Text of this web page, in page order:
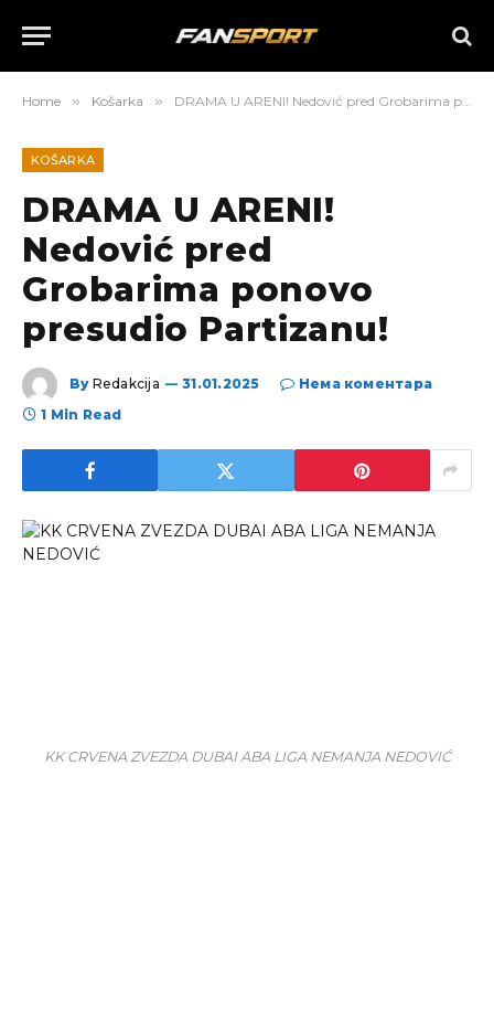
Home » Košarka » DRAMA U ARENI! Nedović pred Grobarima ponovo presudio Partizanu!
KOŠARKA
DRAMA U ARENI!
Nedović pred
Grobarima ponovo
presudio Partizanu!
By Redakcija 31.01.2025
Нема коментара
1 Min Read
KK CRVENA ZVEZDA DUBAI ABA LIGA NEMANJA NEDOVIĆ